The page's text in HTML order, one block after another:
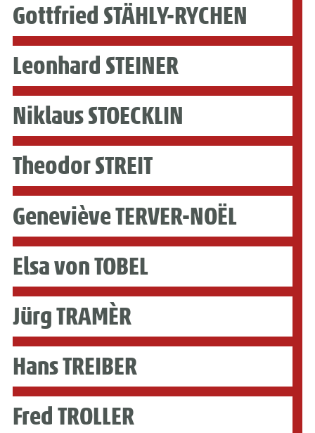
Gottfried STÄHLY-RYCHEN
Leonhard STEINER
Niklaus STOECKLIN
Theodor STREIT
Geneviève TERVER-NOËL
Elsa von TOBEL
Jürg TRAMÈR
Hans TREIBER
Fred TROLLER